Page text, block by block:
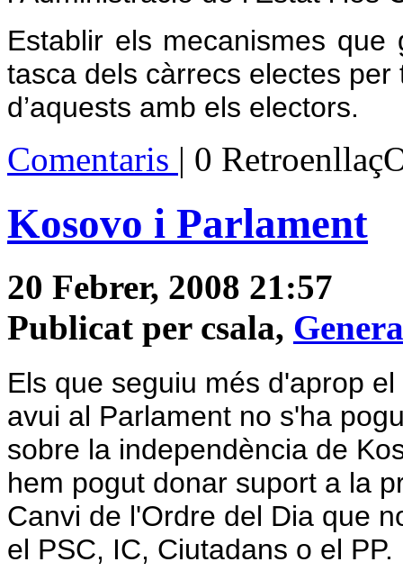
Establir els mecanismes que
tasca dels càrrecs electes per
d’aquests amb els electors.
Comentaris | 0
Kosovo i Parlament
20 Febrer, 2008 21:57
Publicat per csala,
Els que seguiu més d'aprop
avui al Parlament no s'ha
sobre la independència de
hem pogut donar suport a la
Canvi de l'Ordre del Dia que
el PSC, IC, Ciutadans o el PP.